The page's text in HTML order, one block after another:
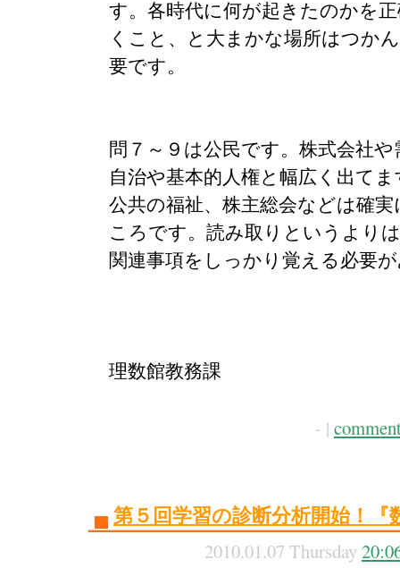
す。各時代に何が起きたのかを
くこと、と大まかな場所はつか
要です。
問７～９は公民です。株式会社
自治や基本的人権と幅広く出て
公共の福祉、株主総会などは確
ころです。読み取りというより
関連事項をしっかり覚える必要
理数館教務課
- |
第５回学習の診断分析開始！『
2010.01.07 Thursday